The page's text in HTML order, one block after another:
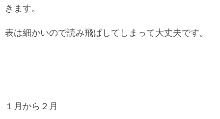
きます。
表は細かいので読み飛ばしてしまって大丈夫です。
１月から２月